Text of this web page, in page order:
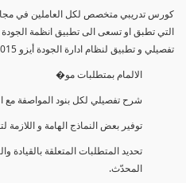
كورس تدريبي متخصص لكل العاملين في
التي تطبق او تسعى الى تطبيق انظمة الجودة
تفصيلي و تطبيق لنظام ادارة الجودة أيزو 9001:2015.
الالمام بمتطلبات مو�
شرح تفصيلي لكل بنود المواصفة مع
توفير بعض النماذج الهامة و اللازمة
تحديد المتطلبات المتعلقة بالقيادة
المحدّث.